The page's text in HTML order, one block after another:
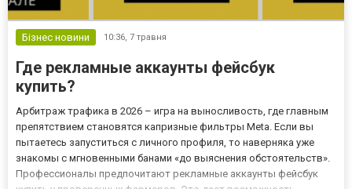
Бізнес новини 10:36, 7 травня
Где рекламные аккаунты фейсбук
купить?
Арбитраж трафика в 2026 – игра на выносливость, где главным
препятствием становятся капризные фильтры Meta. Если вы
пытаетесь запуститься с личного профиля, то наверняка уже
знакомы с мгновенными банами «до выяснения обстоятельств».
Профессионалы предпочитают рекламные аккаунты фейсбук